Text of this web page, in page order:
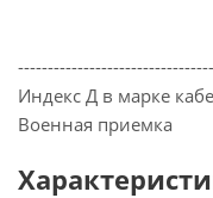
Индекс Д в марке
Военная приемка